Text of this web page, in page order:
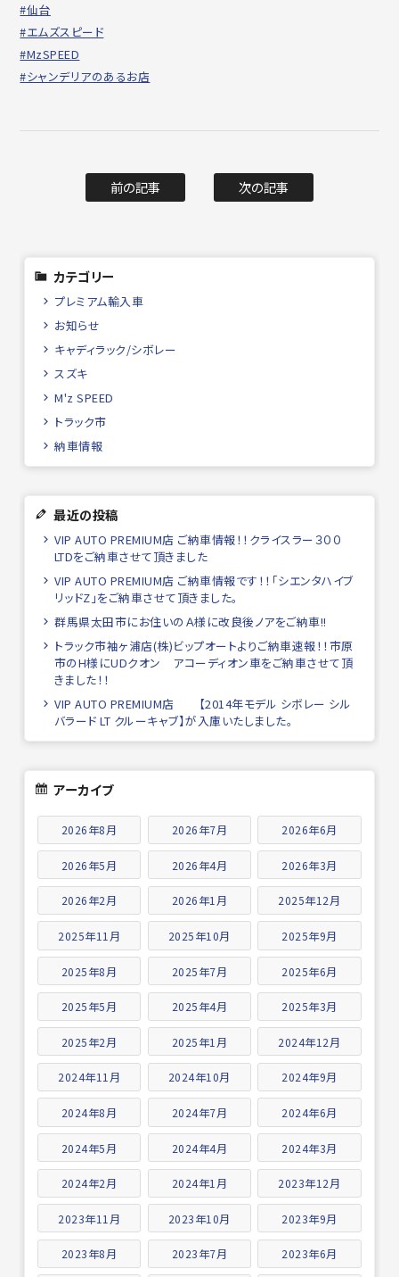
#仙台
#エムズスピード
#MzSPEED
#シャンデリアのあるお店
前の記事 次の記事
カテゴリー
プレミアム輸入車
お知らせ
キャディラック/シボレー
スズキ
M'z SPEED
トラック市
納車情報
最近の投稿
VIP AUTO PREMIUM店 ご納車情報！！クライスラー３００
LTDをご納車させて頂きました
VIP AUTO PREMIUM店 ご納車情報です！！「シエンタハイブ
リッドZ」をご納車させて頂きました。
群馬県太田市にお住いのＡ様に改良後ノアをご納車!!
トラック市袖ヶ浦店(株)ビップオートよりご納車速報！！市原
市のH様にUDクオン アコーディオン車をご納車させて頂
きました！！
VIP AUTO PREMIUM店 【2014年モデル シボレー シル
バラード LT クルーキャブ】が入庫いたしました。
アーカイブ
2026年8月 2026年7月 2026年6月
2026年5月 2026年4月 2026年3月
2026年2月 2026年1月 2025年12月
2025年11月 2025年10月 2025年9月
2025年8月 2025年7月 2025年6月
2025年5月 2025年4月 2025年3月
2025年2月 2025年1月 2024年12月
2024年11月 2024年10月 2024年9月
2024年8月 2024年7月 2024年6月
2024年5月 2024年4月 2024年3月
2024年2月 2024年1月 2023年12月
2023年11月 2023年10月 2023年9月
2023年8月 2023年7月 2023年6月